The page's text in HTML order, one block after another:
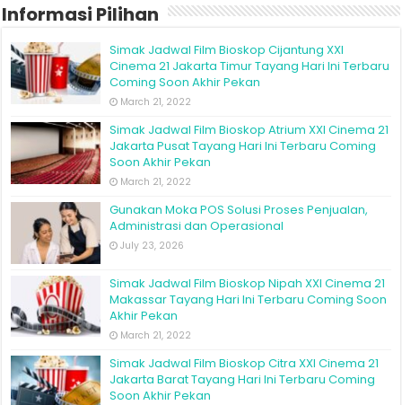
Informasi Pilihan
Simak Jadwal Film Bioskop Cijantung XXI
Cinema 21 Jakarta Timur Tayang Hari Ini Terbaru
Coming Soon Akhir Pekan
March 21, 2022
Simak Jadwal Film Bioskop Atrium XXI Cinema 21
Jakarta Pusat Tayang Hari Ini Terbaru Coming
Soon Akhir Pekan
March 21, 2022
Gunakan Moka POS Solusi Proses Penjualan,
Administrasi dan Operasional
July 23, 2026
Simak Jadwal Film Bioskop Nipah XXI Cinema 21
Makassar Tayang Hari Ini Terbaru Coming Soon
Akhir Pekan
March 21, 2022
Simak Jadwal Film Bioskop Citra XXI Cinema 21
Jakarta Barat Tayang Hari Ini Terbaru Coming
Soon Akhir Pekan